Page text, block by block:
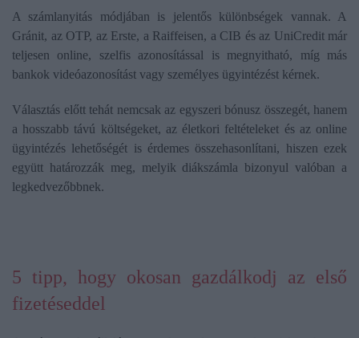
A számlanyitás módjában is jelentős különbségek vannak. A
Gránit, az OTP, az Erste, a Raiffeisen, a CIB és az UniCredit már
teljesen online, szelfis azonosítással is megnyitható, míg más
bankok videóazonosítást vagy személyes ügyintézést kérnek.
Választás előtt tehát nemcsak az egyszeri bónusz összegét, hanem
a hosszabb távú költségeket, az életkori feltételeket és az online
ügyintézés lehetőségét is érdemes összehasonlítani, hiszen ezek
együtt határozzák meg, melyik diákszámla bizonyul valóban a
legkedvezőbbnek.
5 tipp, hogy okosan gazdálkodj az első
fizetéseddel